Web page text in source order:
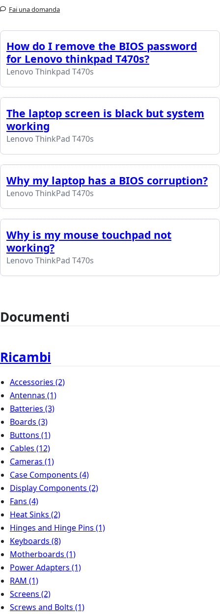
Fai una domanda
How do I remove the BIOS password
for Lenovo thinkpad T470s?
Lenovo Thinkpad T470s
The laptop screen is black but system
working
Lenovo ThinkPad T470s
Why my laptop has a BIOS corruption?
Lenovo ThinkPad T470s
Why is my mouse touchpad not
working?
Lenovo ThinkPad T470s
Documenti
Ricambi
Accessories (2)
Antennas (1)
Batteries (3)
Boards (3)
Buttons (1)
Cables (12)
Cameras (1)
Case Components (4)
Display Components (2)
Fans (4)
Heat Sinks (2)
Hinges and Hinge Pins (1)
Keyboards (8)
Motherboards (1)
Power Adapters (1)
RAM (1)
Screens (2)
Screws and Bolts (1)